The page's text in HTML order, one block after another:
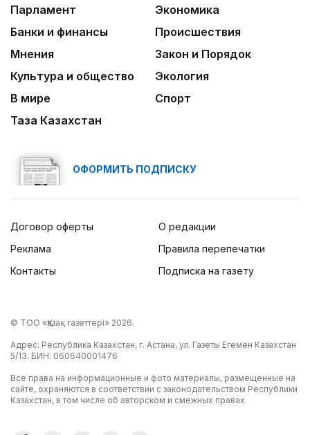
Парламент
Экономика
Банки и финансы
Происшествия
Мнения
Закон и Порядок
Культура и общество
Экология
В мире
Спорт
Таза Казахстан
ОФОРМИТЬ ПОДПИСКУ
Договор оферты
Реклама
Контакты
О редакции
Правила перепечатки
Подписка на газету
© ТОО «Қазақ газеттері» 2026.
Адрес: Республика Казахстан, г. Астана, ул. Газеты Егемен Казахстан
5/13. БИН: 060640001476
Все права на информационные и фото материалы, размещенные на
сайте, охраняются в соответствии с законодательством Республики
Казахстан, в том числе об авторском и смежных правах